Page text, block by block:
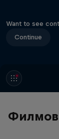
Want to see
Continue